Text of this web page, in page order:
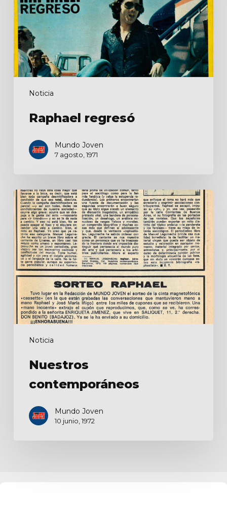
Noticia
Raphael regresó
Mundo Joven
7 agosto, 1971
Noticia
Nuestros
contemporáneos
Nuestros
contemporáneos
Mundo Joven
10 junio, 1972